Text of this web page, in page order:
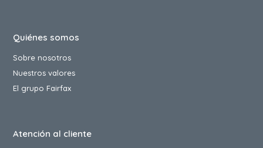
Quiénes somos
Sobre nosotros
Nuestros valores
El grupo Fairfax
Atención al cliente